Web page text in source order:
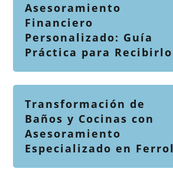
Asesoramiento
Financiero
Personalizado: Guía
Práctica para Recibirlo
Transformación de
Baños y Cocinas con
Asesoramiento
Especializado en Ferrol